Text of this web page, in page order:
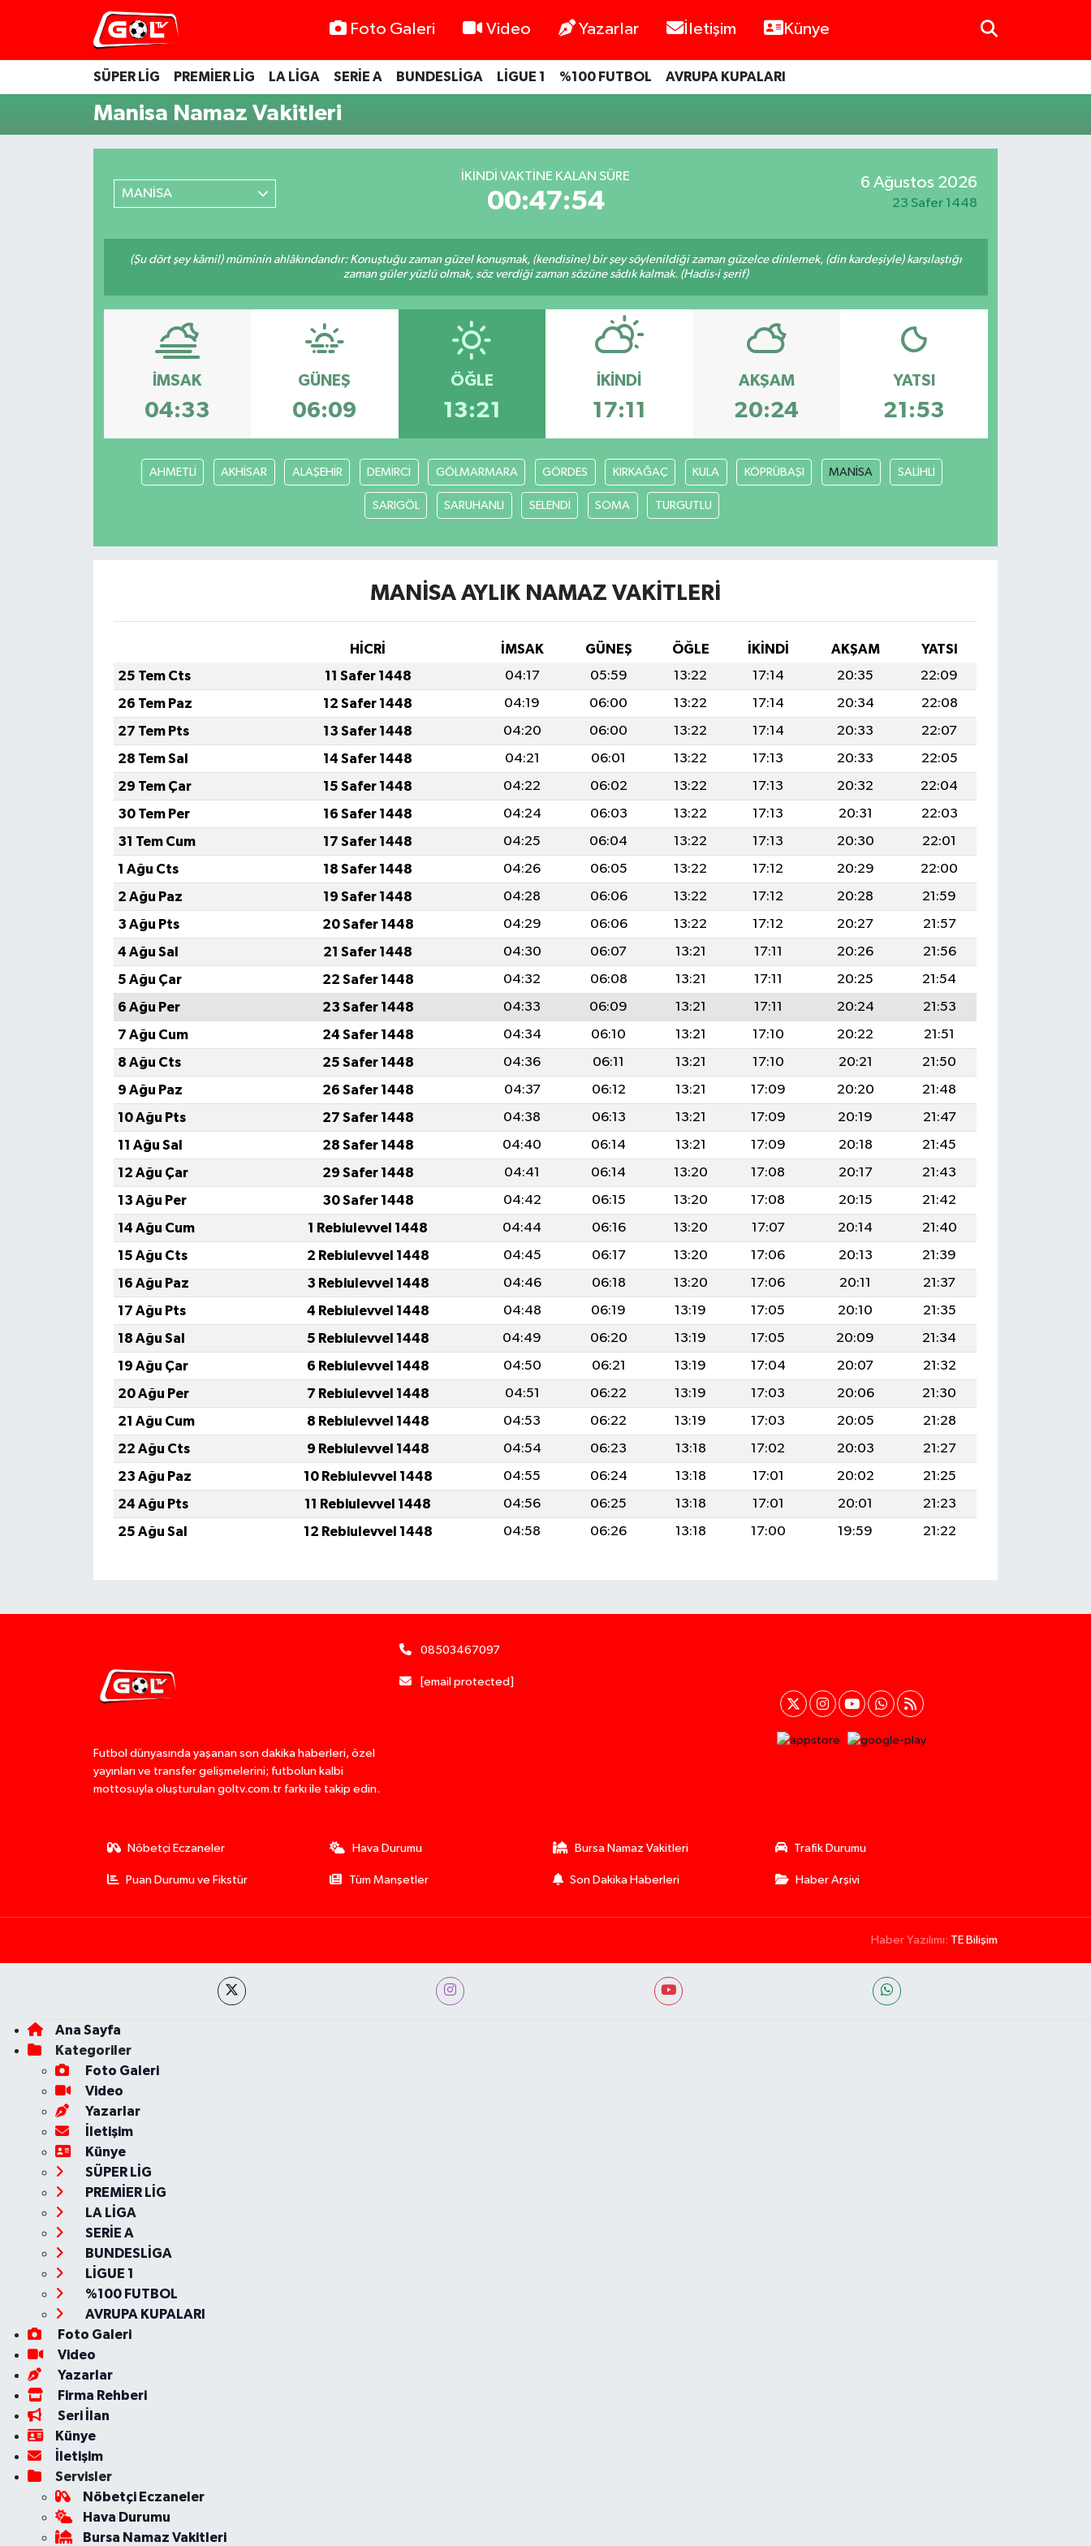
Foto Galeri Video Yazarlar İletişim Künye
SÜPER LİG PREMİER LİG LA LİGA SERİE A BUNDESLİGA LİGUE 1 %100 FUTBOL AVRUPA KUPALARI
Manisa Namaz Vakitleri
MANİSA
İKINDI VAKTINE KALAN SÜRE
00:47:54
6 Ağustos 2026
23 Safer 1448
(Şu dört şey kâmil) müminin ahlâkındandır: Konuştuğu zaman güzel konuşmak, (kendisine) bir şey söylenildiği zaman güzelce dinlemek, (din kardeşiyle) karşılaştığı
zaman güler yüzlü olmak, söz verdiği zaman sözüne sâdık kalmak. (Hadis-i şerif)
İMSAK
04:33
GÜNEŞ
06:09
ÖĞLE
13:21
İKINDI
17:11
AKŞAM
20:24
YATSI
21:53
AHMETLİ AKHİSAR ALAŞEHİR DEMİRCİ GÖLMARMARA GÖRDES KIRKAĞAÇ KULA KÖPRÜBAŞI MANİSA SALİHLİ
SARIGÖL SARUHANLI SELENDİ SOMA TURGUTLU
MANİSA AYLIK NAMAZ VAKITLERI
HİCRİ İMSAK GÜNEŞ ÖĞLE İKINDI AKŞAM
YATSI
25 Tem Cts
11 Safer 1448 04:17 05:59 13:22 17:14 20:35
22:09
26 Tem Paz
12 Safer 1448 04:19 06:00 13:22 17:14 20:34
22:08
27 Tem Pts
13 Safer 1448 04:20 06:00 13:22 17:14 20:33
22:07
28 Tem Sal
14 Safer 1448 04:21 06:01 13:22 17:13 20:33
22:05
29 Tem Çar
15 Safer 1448 04:22 06:02 13:22 17:13 20:32
22:04
30 Tem Per
16 Safer 1448 04:24 06:03 13:22 17:13 20:31
22:03
31 Tem Cum
17 Safer 1448 04:25 06:04 13:22 17:13 20:30
22:01
1 Ağu Cts
18 Safer 1448 04:26 06:05 13:22 17:12 20:29
22:00
2 Ağu Paz
19 Safer 1448 04:28 06:06 13:22 17:12 20:28
21:59
3 Ağu Pts
20 Safer 1448 04:29 06:06 13:22 17:12 20:27
21:57
4 Ağu Sal
21 Safer 1448 04:30 06:07 13:21 17:11 20:26
21:56
5 Ağu Çar
22 Safer 1448 04:32 06:08 13:21 17:11 20:25
21:54
6 Ağu Per
23 Safer 1448 04:33 06:09 13:21 17:11 20:24
21:53
7 Ağu Cum
24 Safer 1448 04:34 06:10 13:21 17:10 20:22
21:51
8 Ağu Cts
25 Safer 1448 04:36 06:11 13:21 17:10 20:21
21:50
9 Ağu Paz
26 Safer 1448 04:37 06:12 13:21 17:09 20:20
21:48
10 Ağu Pts
27 Safer 1448 04:38 06:13 13:21 17:09 20:19
21:47
11 Ağu Sal
28 Safer 1448 04:40 06:14 13:21 17:09 20:18
21:45
12 Ağu Çar
29 Safer 1448 04:41 06:14 13:20 17:08 20:17
21:43
13 Ağu Per
30 Safer 1448 04:42 06:15 13:20 17:08 20:15
21:42
14 Ağu Cum
1 Rebiulevvel 1448 04:44 06:16 13:20 17:07 20:14
21:40
15 Ağu Cts
2 Rebiulevvel 1448 04:45 06:17 13:20 17:06 20:13
21:39
16 Ağu Paz
3 Rebiulevvel 1448 04:46 06:18 13:20 17:06 20:11
21:37
17 Ağu Pts
4 Rebiulevvel 1448 04:48 06:19 13:19 17:05 20:10
21:35
18 Ağu Sal
5 Rebiulevvel 1448 04:49 06:20 13:19 17:05 20:09
21:34
19 Ağu Çar
6 Rebiulevvel 1448 04:50 06:21 13:19 17:04 20:07
21:32
20 Ağu Per
7 Rebiulevvel 1448 04:51 06:22 13:19 17:03 20:06
21:30
21 Ağu Cum
8 Rebiulevvel 1448 04:53 06:22 13:19 17:03 20:05
21:28
22 Ağu Cts
9 Rebiulevvel 1448 04:54 06:23 13:18 17:02 20:03
21:27
23 Ağu Paz
10 Rebiulevvel 1448 04:55 06:24 13:18 17:01 20:02
21:25
24 Ağu Pts
11 Rebiulevvel 1448 04:56 06:25 13:18 17:01 20:01
21:23
25 Ağu Sal
12 Rebiulevvel 1448 04:58 06:26 13:18 17:00 19:59 21:22
Futbol dünyasında yaşanan son dakika haberleri, özel
yayınları ve transfer gelişmelerini; futbolun kalbi
mottosuyla oluşturulan goltv.com.tr farkı ile takip edin.
08503467097
[email protected]
Nöbetçi Eczaneler Hava Durumu Bursa Namaz Vakitleri Trafik Durumu
Puan Durumu ve Fikstür Tüm Manşetler Son Dakika Haberleri Haber Arşivi
Haber Yazılımı: TE Bilişim
Ana Sayfa
Kategoriler
Foto Galeri
Video
Yazarlar
İletişim
Künye
SÜPER LİG
PREMİER LİG
LA LİGA
SERİE A
BUNDESLİGA
LİGUE 1
%100 FUTBOL
AVRUPA KUPALARI
Foto Galeri
Video
Yazarlar
Firma Rehberi
Seri İlan
Künye
İletişim
Servisler
Nöbetçi Eczaneler
Hava Durumu
Bursa Namaz Vakitleri